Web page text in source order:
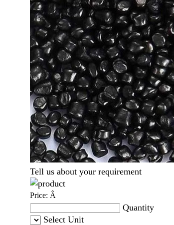
Tell us about your requirement
Price: Â
Quantity
Select Unit